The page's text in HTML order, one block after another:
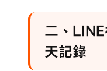
二、
天記錄